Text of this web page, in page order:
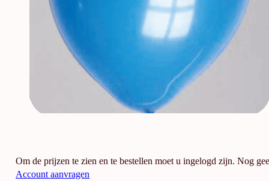
Om de prijzen te zien en te bestellen moet u ingelogd zijn. Nog
Account aanvragen